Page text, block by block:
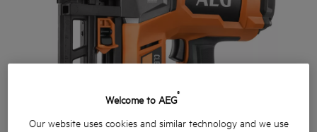
Welcome to AEG®
Our website uses cookies and similar technology and we use